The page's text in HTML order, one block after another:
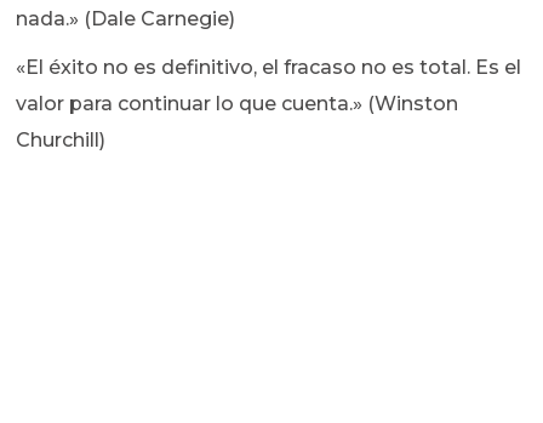
nada.» (Dale Carnegie)
«El éxito no es definitivo, el fracaso no es total. Es el
valor para continuar lo que cuenta.» (Winston
Churchill)